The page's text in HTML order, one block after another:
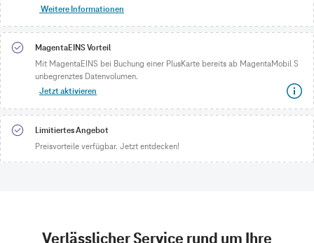
Weitere Informationen
MagentaEINS Vorteil
Mit MagentaEINS bei Buchung einer PlusKarte bereits ab MagentaMobil S
unbegrenztes Datenvolumen.
Jetzt aktivieren
Limitiertes Angebot
Preisvorteile verfügbar. Jetzt entdecken!